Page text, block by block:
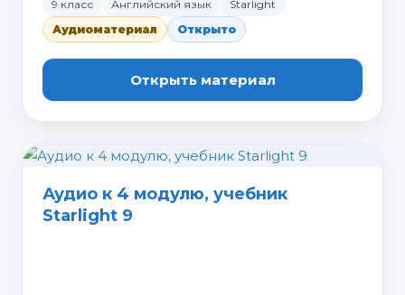
9 класс Английский язык
Starlight
Аудиоматериал
Открыто
Открыть материал
Аудио к 4 модулю, учебник
Starlight 9